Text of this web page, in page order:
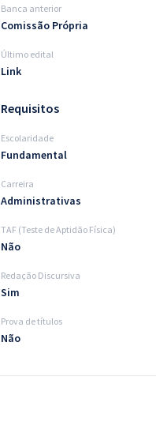
Banca anterior
Comissão Própria
Último edital
Link
Requisitos
Escolaridade
Fundamental
Carreira
Administrativas
TAF (Teste de Aptidão Física)
Não
Redação Discursiva
Sim
Prova de títulos
Não